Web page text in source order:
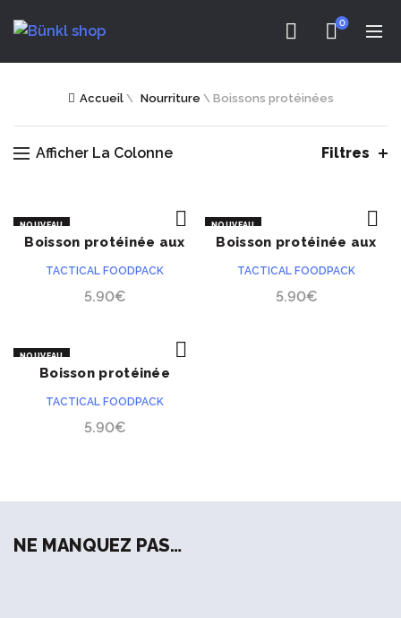
0
Accueil\ Nourriture\ Boissons protéinées
Afficher La Colonne Filtres
NOUVEAU
ACHETER
Boisson protéinée aux
TACTICAL FOODPACK
5.90€
NOUVEAU
ACHETER
Boisson protéinée aux
TACTICAL FOODPACK
5.90€
NOUVEAU
ACHETER
Boisson protéinée
TACTICAL FOODPACK
5.90€
NE MANQUEZ PAS…